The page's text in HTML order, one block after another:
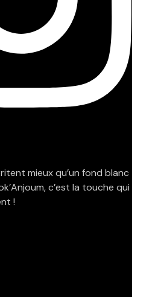
mieux qu’un fond blanc
c’est la touche qui
!